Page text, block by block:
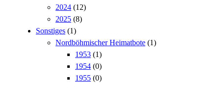
2024 (12)
2025 (8)
Sonstiges (1)
Nordböhmischer Heimatbote (1)
1953 (1)
1954 (0)
1955 (0)